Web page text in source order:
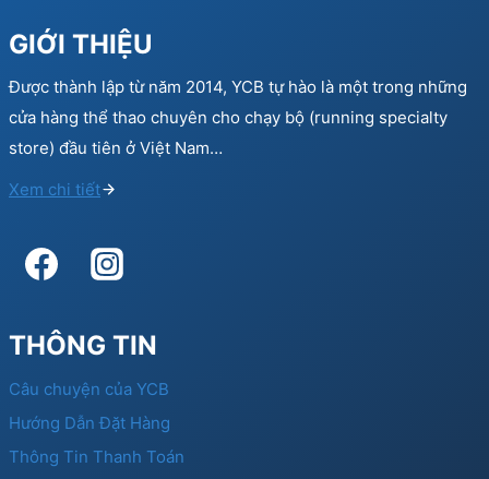
GIỚI THIỆU
Được thành lập từ năm 2014, YCB tự hào là một trong những
cửa hàng thể thao chuyên cho chạy bộ (running specialty
store) đầu tiên ở Việt Nam…
Xem chi tiết
THÔNG TIN
Câu chuyện của YCB
Hướng Dẫn Đặt Hàng
Thông Tin Thanh Toán